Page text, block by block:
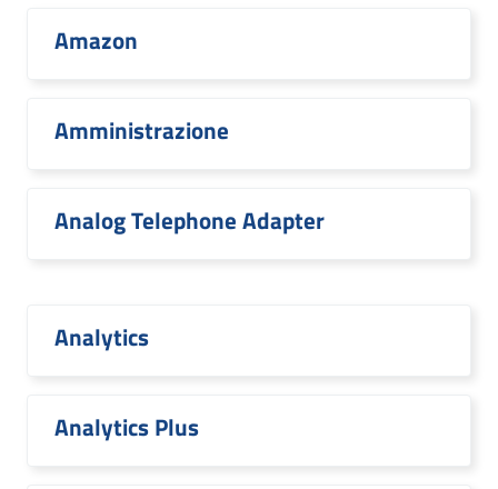
Amazon
Amministrazione
Analog Telephone Adapter
Analytics
Analytics Plus